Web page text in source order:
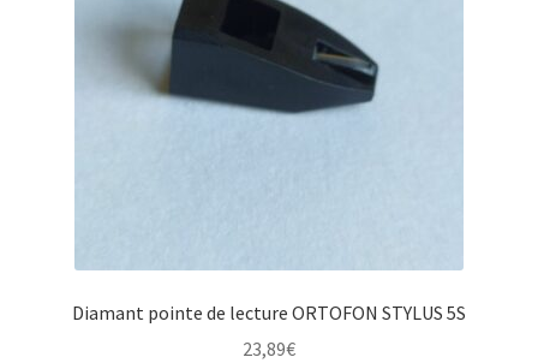
Diamant pointe de lecture ORTOFON STYLUS 5S
23,89€